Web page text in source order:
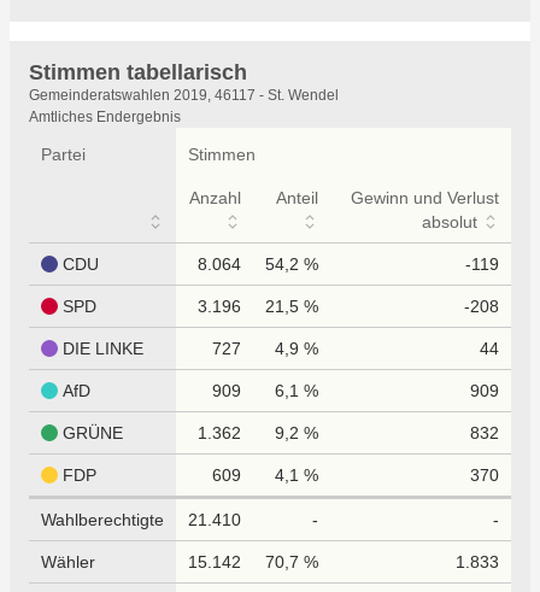
Stimmen tabellarisch
Stimmen
tabellarisch
Gemeinderatswahlen 2019, 46117 - St. Wendel
Amtliches Endergebnis
Partei Stimmen
Anzahl Anteil
Gewinn und Verlust
absolut
CDU 8.064 54,2 % -119
SPD 3.196 21,5 % -208
DIE LINKE 727 4,9 % 44
AfD 909 6,1 % 909
GRÜNE 1.362 9,2 % 832
FDP 609 4,1 % 370
Wahlberechtigte 21.410 - -
Wähler 15.142 70,7 % 1.833